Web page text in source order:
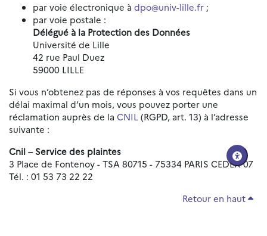
par voie électronique à dpo@univ-lille.fr ;
par voie postale :
Délégué à la Protection des Données
Université de Lille
42 rue Paul Duez
59000 LILLE
Si vous n’obtenez pas de réponses à vos requêtes dans un
délai maximal d’un mois, vous pouvez porter une
réclamation auprès de la CNIL (RGPD, art. 13) à l’adresse
suivante :
Cnil – Service des plaintes
3 Place de Fontenoy - TSA 80715 - 75334 PARIS CEDEX 07
Tél. : 01 53 73 22 22
Retour en haut